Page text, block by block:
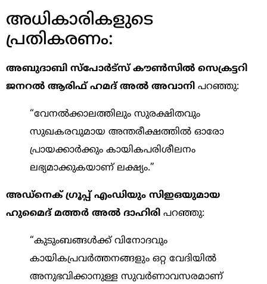
അധികാരികളുടെ
പ്രതികരണം:
അബുദാബി സ്പോർട്സ് കൗൺസിൽ സെക്രട്ടറി
ജനറൽ ആരിഫ് ഹമദ് അൽ അവാനി പറഞ്ഞു:
“വേനൽക്കാലത്തിലും സുരക്ഷിതവും
സുഖകരവുമായ അന്തരീക്ഷത്തിൽ ഓരോ
പ്രായക്കാർക്കും കായികപരിശീലനം
ലഭ്യമാക്കുകയാണ് ലക്ഷ്യം.”
അഡ്നെക് ഗ്രൂപ്പ് എംഡിയും സിഇഒയുമായ
ഹുമൈദ് മത്തർ അൽ ദാഹിരി പറഞ്ഞു:
“കുടുംബങ്ങൾക്ക് വിനോദവും
കായികപ്രവർത്തനങ്ങളും ഒറ്റ വേദിയിൽ
അനുഭവിക്കാനുള്ള സുവർണാവസരമാണ്